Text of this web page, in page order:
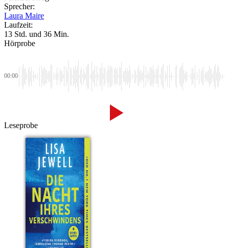
Sprecher:
Laura Maire
Laufzeit:
13 Std. und 36 Min.
Hörprobe
00:00
Leseprobe